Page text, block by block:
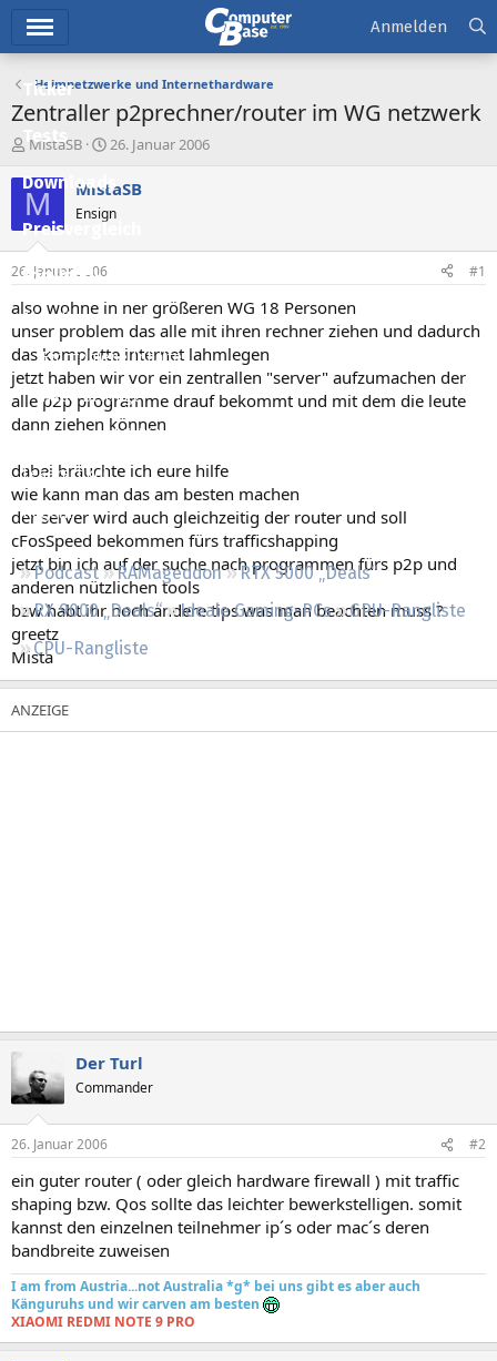
Ticker
Tests
Downloads
Preisvergleich
Forum
Aktuelles
Empfohlene Inhalte
Neue Beiträge
Neueste Aktivitäten
Leserartikel
Regeln
Podcast RAMageddon
RTX 5000 „Deals“
RX 9000 „Deals“
Ideale Gaming-PCs
GPU-Rangliste
CPU-Rangliste
Anmelden
Heimnetzwerke und Internethardware
Zentraller p2prechner/router im WG netzwerk
E
s
t
e
e
r
MistaSB
E
s
e
t
a
26. Januar 2006
M MistaSB
Ensign
26. Januar 2006 #1
also wohne in ner größeren WG 18 Personen
unser problem das alle mit ihren rechner ziehen und dadurch
das komplette internet lahmlegen
jetzt haben wir vor ein zentrallen "server" aufzumachen der
alle p2p programme drauf bekommt und mit dem die leute
dann ziehen können
dabei bräuchte ich eure hilfe
wie kann man das am besten machen
der server wird auch gleichzeitig der router und soll
cFosSpeed bekommen fürs trafficshapping
jetzt bin ich auf der suche nach programmen fürs p2p und
anderen nützlichen tools
bzw habt ihr noch andere tips was man beachten muss ?
greetz
Mista
Der Turl
Commander
26. Januar 2006 #2
ein guter router ( oder gleich hardware firewall ) mit traffic
shaping bzw. Qos sollte das leichter bewerkstelligen. somit
kannst den einzelnen teilnehmer ip´s oder mac´s deren
bandbreite zuweisen
I am from Austria...not Australia *g* bei uns gibt es aber auch
Känguruhs und wir carven am besten
XIAOMI REDMI NOTE 9 PRO